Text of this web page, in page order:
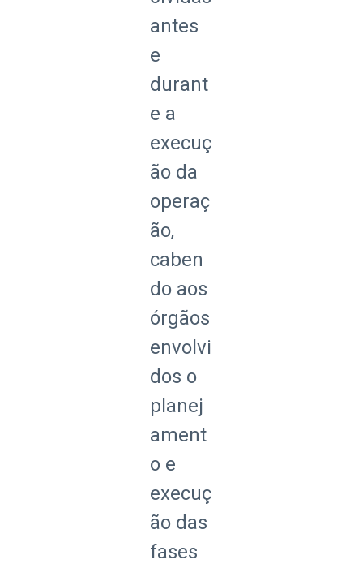
antes
e
durant
e a
execuç
ão da
operaç
ão,
caben
do aos
órgãos
envolvi
dos o
planej
ament
o e
execuç
ão das
fases